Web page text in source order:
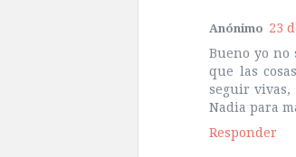
Anónimo 23
Bueno yo no
que las
seguir vivas,
Nadia para
Responder